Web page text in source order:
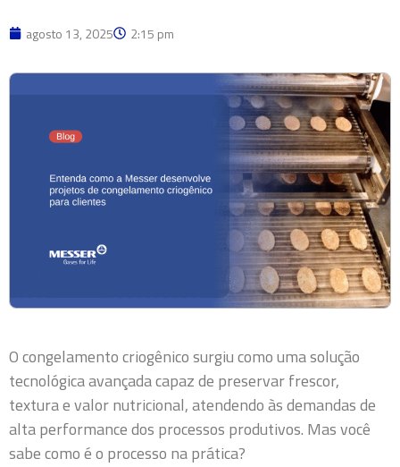
agosto 13, 2025 2:15 pm
O congelamento criogênico surgiu como uma solução
tecnológica avançada capaz de preservar frescor,
textura e valor nutricional, atendendo às demandas de
alta performance dos processos produtivos. Mas você
sabe como é o processo na prática?